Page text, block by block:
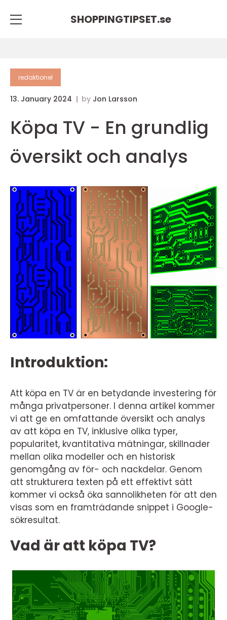
SHOPPINGTIPSET.se
redaktionel
13. January 2024 by Jon Larsson
Köpa TV - En grundlig
översikt och analys
Introduktion:
Att köpa en TV är en betydande investering för
många privatpersoner. I denna artikel kommer
vi att ge en omfattande översikt och analys
av att köpa en TV, inklusive olika typer,
popularitet, kvantitativa mätningar, skillnader
mellan olika modeller och en historisk
genomgång av för- och nackdelar. Genom
att strukturera texten på ett effektivt sätt
kommer vi också öka sannolikheten för att den
visas som en framträdande snippet i Google-
sökresultat.
Vad är att köpa TV?